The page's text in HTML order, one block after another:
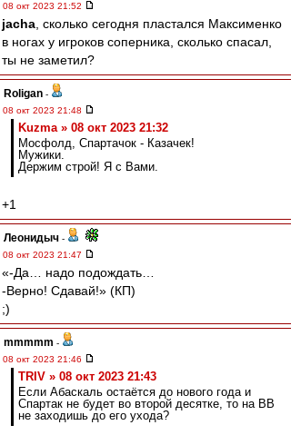
08 окт 2023 21:52
jacha , сколько сегодня пластался Максименко
в ногах у игроков соперника, сколько спасал,
ты не заметил?
Roligan -
08 окт 2023 21:48
Kuzma » 08 окт 2023 21:32
Мосфолд, Спартачок - Казачек!
Мужики.
Держим строй! Я с Вами.
+1
Леонидыч -
08 окт 2023 21:47
«-Да… надо подождать…
-Верно! Сдавай!» (КП)
;)
mmmmm -
08 окт 2023 21:46
TRIV » 08 окт 2023 21:43
Если Абаскаль остаётся до нового года и
Спартак не будет во второй десятке, то на ВВ
не заходишь до его ухода?